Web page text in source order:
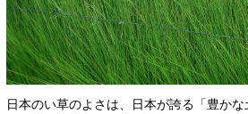
日本のい草のよさは、日本が誇る「豊か